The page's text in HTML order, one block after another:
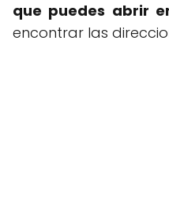
que puedes abrir
encontrar las